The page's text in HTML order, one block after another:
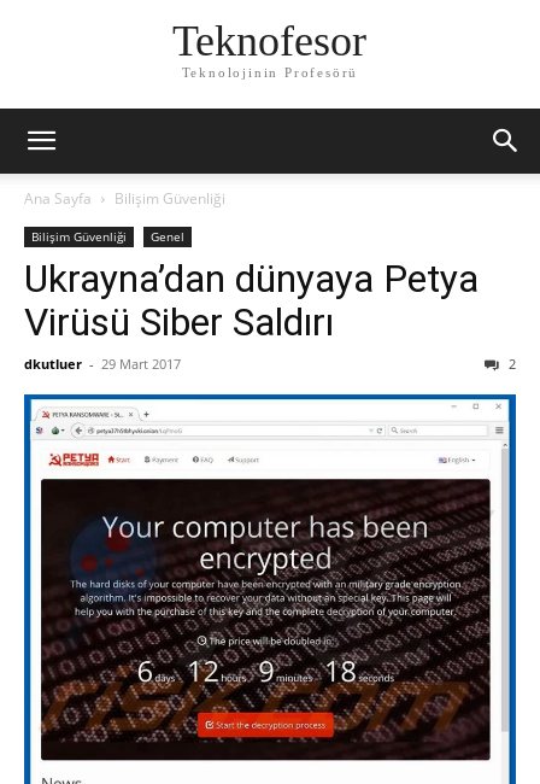
Teknofesor
Teknolojinin Profesörü
Ana Sayfa Bilişim Güvenliği
Bilişim Güvenliği Genel
Ukrayna’dan dünyaya Petya
Virüsü Siber Saldırı
dkutluer - 29 Mart 2017 2